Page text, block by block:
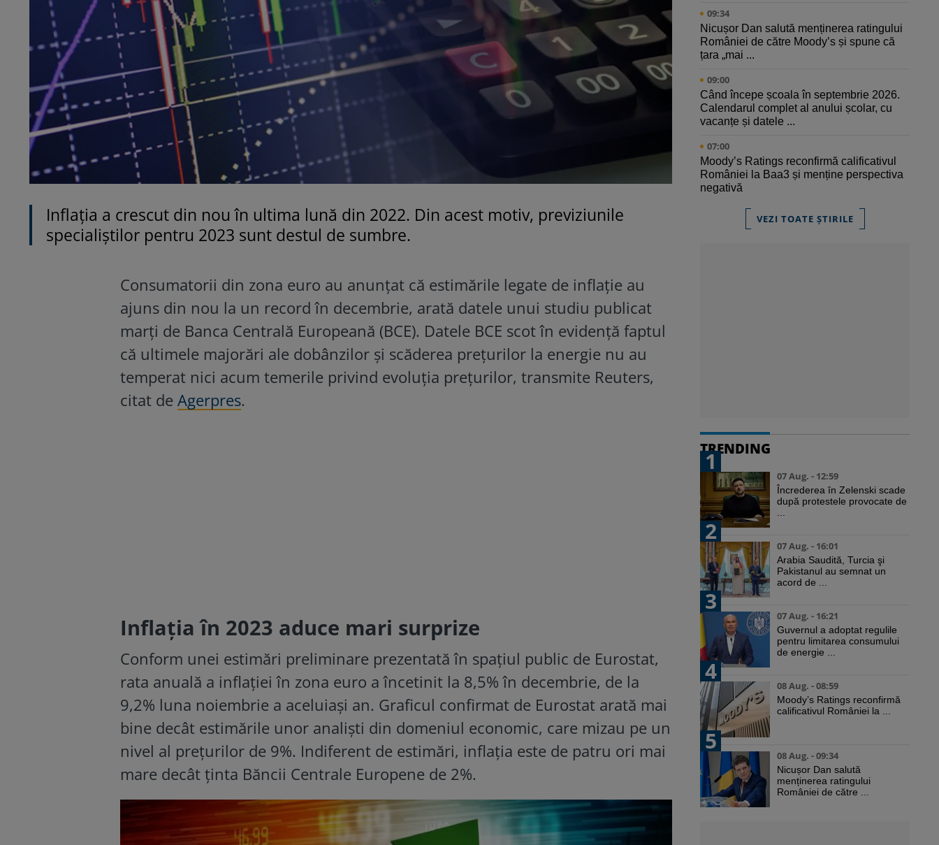
Inflația a crescut din nou în ultima lună din 2022. Din acest motiv, previziunile
specialiștilor pentru 2023 sunt destul de sumbre.
Consumatorii din zona euro au anunțat că estimările legate de inflație au
ajuns din nou la un record în decembrie, arată datele unui studiu publicat
marți de Banca Centrală Europeană (BCE). Datele BCE scot în evidență faptul
că ultimele majorări ale dobânzilor și scăderea prețurilor la energie nu au
temperat nici acum temerile privind evoluția prețurilor, transmite Reuters,
citat de Agerpres.
Inflația în 2023 aduce mari surprize
Conform unei estimări preliminare prezentată în spațiul public de Eurostat,
rata anuală a inflației în zona euro a încetinit la 8,5% în decembrie, de la
9,2% luna noiembrie a aceluiași an. Graficul confirmat de Eurostat arată mai
bine decât estimările unor analiști din domeniul economic, care mizau pe un
nivel al prețurilor de 9%. Indiferent de estimări, inflația este de patru ori mai
mare decât ținta Băncii Centrale Europene de 2%.
09:34
Nicușor Dan salută menținerea ratingului
României de către Moody’s și spune că
țara „mai ...
09:00
Când începe școala în septembrie 2026.
Calendarul complet al anului școlar, cu
vacanțe și datele ...
07:00
Moody’s Ratings reconfirmă calificativul
României la Baa3 și menține perspectiva
negativă
VEZI TOATE ȘTIRILE
TRENDING
1
07 Aug. - 12:59
Încrederea în Zelenski scade
după protestele provocate de
2
07 Aug. - 16:01
Arabia Saudită, Turcia şi
Pakistanul au semnat un
acord de ...
3
07 Aug. - 16:21
Guvernul a adoptat regulile
pentru limitarea consumului
de energie ...
4
08 Aug. - 08:59
Moody’s Ratings reconfirmă
calificativul României la ...
5
08 Aug. - 09:34
Nicușor Dan salută
menținerea ratingului
României de către ...